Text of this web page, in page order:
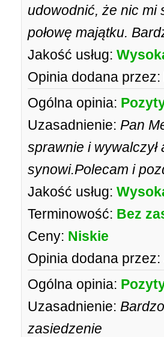
udowodnić, że nic mi
połowę majątku.
Jakość usług:
Opinia dodana przez:
Ogólna opinia:
Uzasadnienie: Pan
sprawnie i
synowi.Polecam i
Jakość usług:
Terminowość: Bez
Ceny: Niskie
Opinia dodana przez:
Ogólna opinia:
Uzasadnienie:
zasiedzenie